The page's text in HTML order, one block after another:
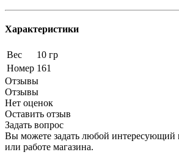
Характеристики
Вес
10 гр
Номер 161
Отзывы
Отзывы
Нет оценок
Оставить отзыв
Задать вопрос
Вы можете задать любой интересующий
или работе магазина.